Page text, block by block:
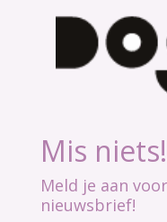
Mis niets!
Meld je aan
nieuwsbrief!